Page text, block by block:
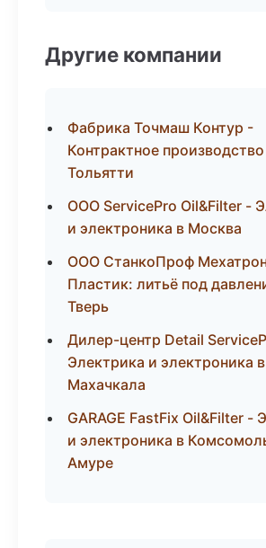
Другие компании
Фабрика Точмаш Контур -
Контрактное
Тольятти
ООО ServicePro Oil&Filter -
и электроника в Москва
ООО СтанкоПроф
Пластик: литьё под
Тверь
Дилер-центр Detail
Электрика и электроника в
Махачкала
GARAGE FastFix Oil&Filter -
и электроника в
Амуре